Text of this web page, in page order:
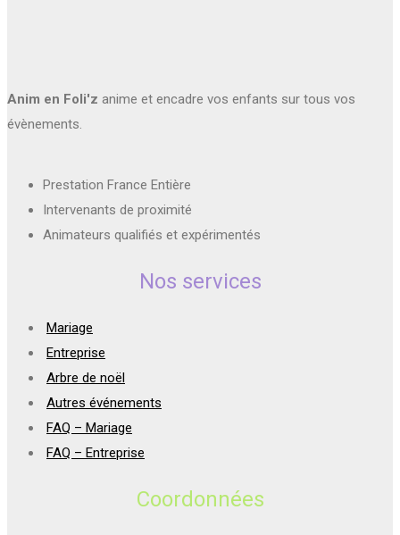
Anim en Foli'z anime et encadre vos enfants sur tous vos
évènements.
Prestation France Entière
Intervenants de proximité
Animateurs qualifiés et expérimentés
Nos services
Mariage
Entreprise
Arbre de noël
Autres événements
FAQ – Mariage
FAQ – Entreprise
Coordonnées